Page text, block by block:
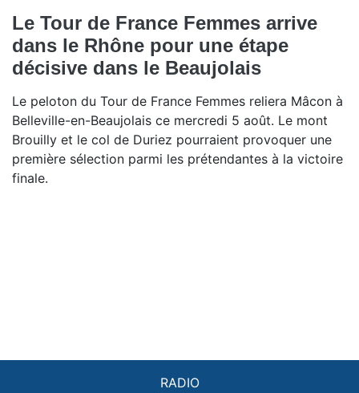
Le Tour de France Femmes arrive
dans le Rhône pour une étape
décisive dans le Beaujolais
Le peloton du Tour de France Femmes reliera Mâcon à
Belleville-en-Beaujolais ce mercredi 5 août. Le mont
Brouilly et le col de Duriez pourraient provoquer une
première sélection parmi les prétendantes à la victoire
finale.
RADIO